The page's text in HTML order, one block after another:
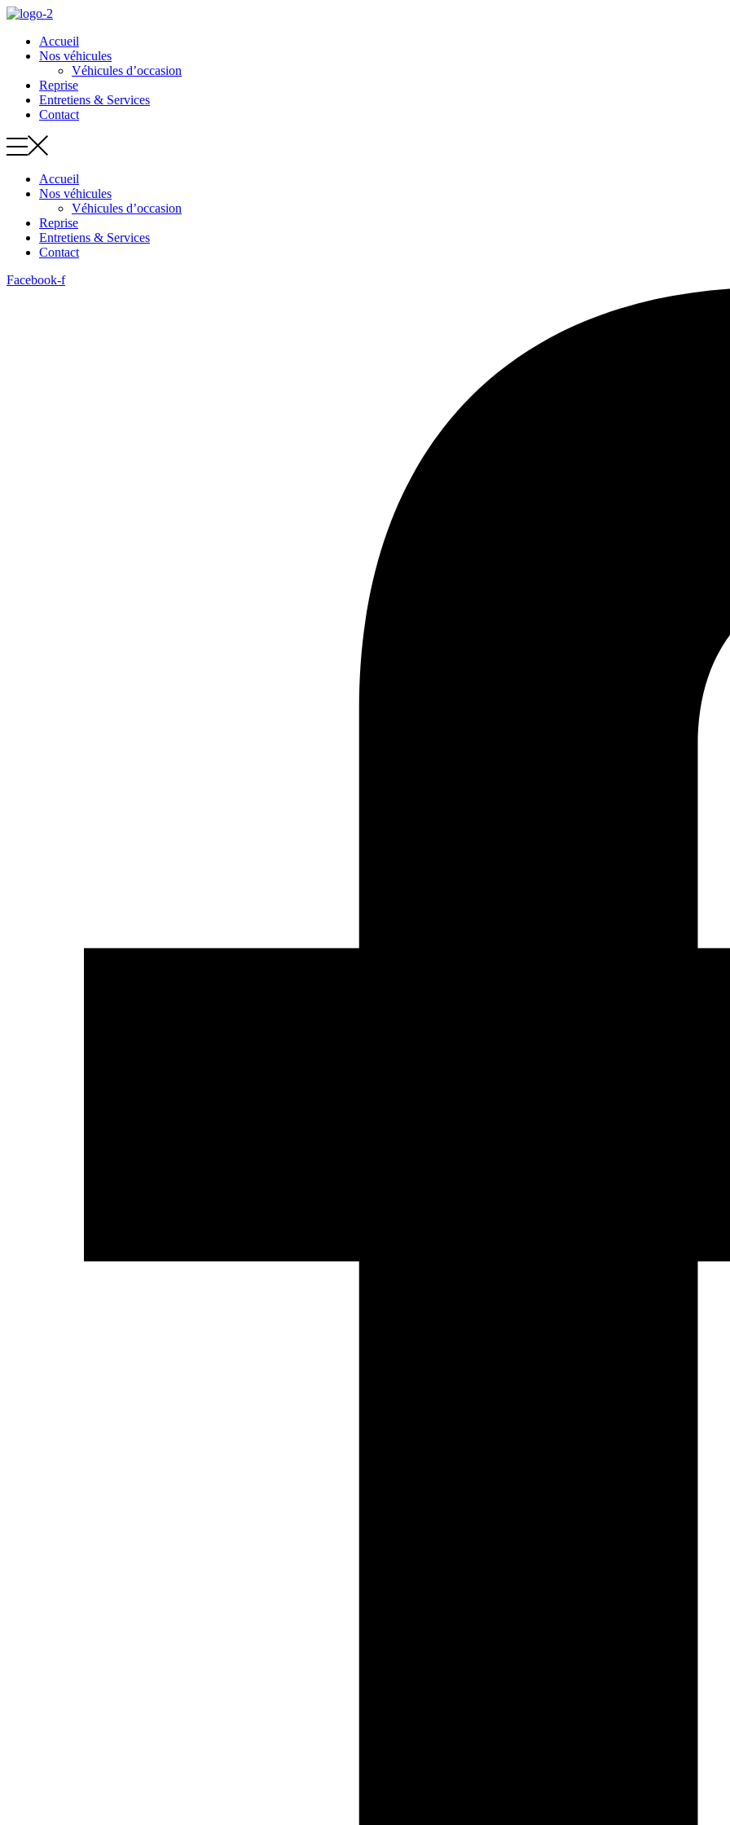
Aller
contenuAccueil
Nos véhicules
Véhicules d’occasion
Reprise
Entretiens & Services
Contact
Accueil
Nos véhicules
Véhicules d’occasion
Reprise
Entretiens & Services
Contact
Facebook-f